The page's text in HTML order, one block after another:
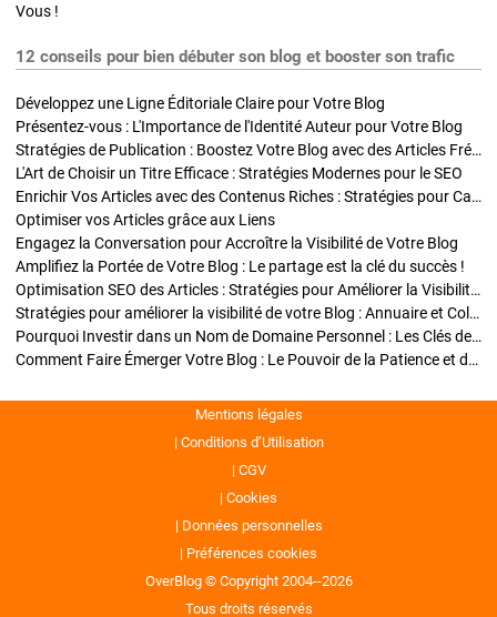
Vous !
12 conseils pour bien débuter son blog et booster son trafic
Développez une Ligne Éditoriale Claire pour Votre Blog
Présentez-vous : L'Importance de l'Identité Auteur pour Votre Blog
Stratégies de Publication : Boostez Votre Blog avec des Articles Fréquents et Exclusifs
L'Art de Choisir un Titre Efficace : Stratégies Modernes pour le SEO
Enrichir Vos Articles avec des Contenus Riches : Stratégies pour Captiver et Optimiser
Optimiser vos Articles grâce aux Liens
Engagez la Conversation pour Accroître la Visibilité de Votre Blog
Amplifiez la Portée de Votre Blog : Le partage est la clé du succès !
Optimisation SEO des Articles : Stratégies pour Améliorer la Visibilité de Votre Blog
Stratégies pour améliorer la visibilité de votre Blog : Annuaire et Collaborations
Pourquoi Investir dans un Nom de Domaine Personnel : Les Clés de la Réussite de Votre Blog
Comment Faire Émerger Votre Blog : Le Pouvoir de la Patience et de la Persévérance
Mentions légales
Conditions d’Utilisation
CGV
Cookies
Données personnelles
Préférences cookies
OverBlog © Copyright 2004--2026
Tous droits réservés